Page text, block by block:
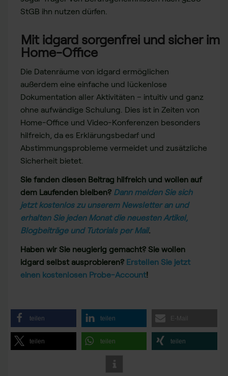
StGB ihn nutzen dürfen.
Mit idgard sorgenfrei und sicher im
Home-Office
Die Datenräume von idgard ermöglichen
außerdem eine einfache und lückenlose
Dokumentation aller Aktivitäten – intuitiv und ganz
ohne aufwändige Schulung. Dies ist in Zeiten von
Home-Office und Video-Konferenzen besonders
hilfreich, da es Erklärungsbedarf und
Abstimmungsprobleme vermeidet und zusätzliche
Sicherheit bietet.
Sie fanden diesen Beitrag hilfreich und wollen auf
dem Laufenden bleiben? Dann melden Sie sich
jetzt kostenlos zu unserem Newsletter an und
erhalten Sie jeden Monat die neuesten Artikel,
Blogbeiträge und Tutorials per Mail.
Haben wir Sie neugierig gemacht? Sie wollen
idgard selbst ausprobieren? Erstellen Sie jetzt
einen kostenlosen Probe-Account!
teilen teilen E-Mail
teilen teilen teilen